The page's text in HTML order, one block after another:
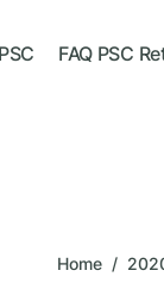
FAQ PSC
Home /